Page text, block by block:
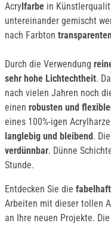
Acrylfarbe in
untereinander gemischt
nach Farbton
Durch die Verwendung
sehr hohe Lichtechtheit.
nach vielen Jahren noch
einen robusten und
eines 100%-igen
langlebig und bleibend.
verdünnbar. Dünne
Stunde.
Entdecken Sie die
Arbeiten mit dieser tollen
an Ihre neuen Projekte.